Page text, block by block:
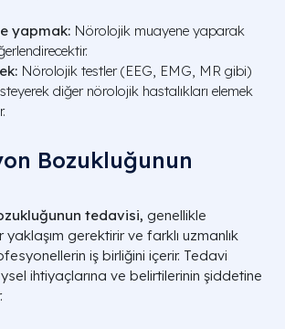
yapmak: Nörolojik muayene yaparak
Nörolojik testler (EEG, EMG, MR gibi)
diğer nörolojik hastalıkları elemek
Bozukluğunun
tedavisi, genellikle
gerektirir ve farklı uzmanlık
iş birliğini içerir. Tedavi
ihtiyaçlarına ve belirtilerinin şiddetine